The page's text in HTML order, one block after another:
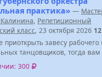
практика» —
, Репетиционный
класс, 23 октября 2026
приоткрыть завесу рабочего
танцовщиков, тогда
300